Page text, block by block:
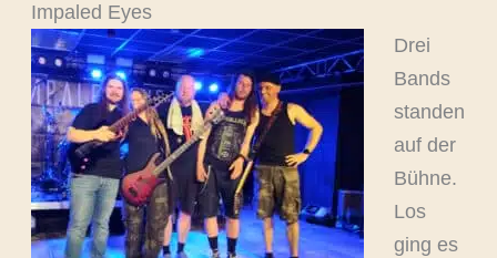
Impaled Eyes
Drei
Bands
standen
auf der
Bühne.
Los
ging es